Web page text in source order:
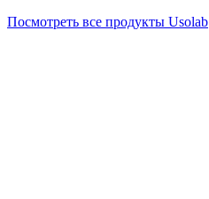
Посмотреть все продукты Usolab